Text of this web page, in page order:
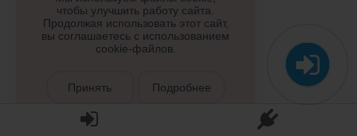
чтобы улучшить работу сайта.
Продолжая использовать этот сайт,
вы соглашаетесь с использованием
cookie-файлов.
Принять Подробнее